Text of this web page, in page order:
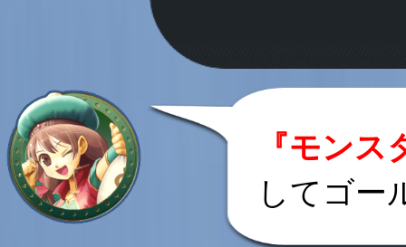
『モン
してゴー